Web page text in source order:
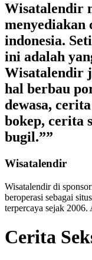
Wisatalendir
menyediakan
indonesia.
ini adalah
Wisatalendir
hal berbau
dewasa,
bokep, cerita
bugil.””
Wisatalendir
Wisatalendir di
beroperasi sebagai
terpercaya sejak 2006.
Cerita